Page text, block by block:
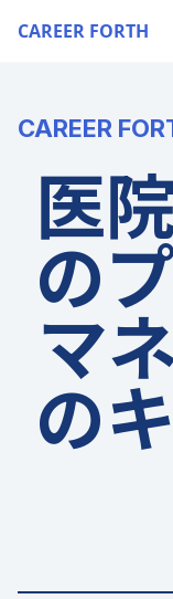
CAREER FORTH
CAREER
医
の
マ
の